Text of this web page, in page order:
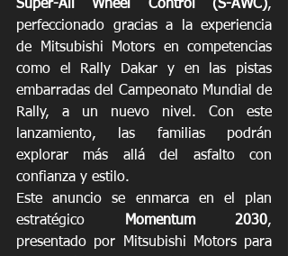
Super-All Wheel Control (S-AWC),
perfeccionado gracias a la experiencia
de Mitsubishi Motors en competencias
como el Rally Dakar y en las pistas
embarradas del Campeonato Mundial de
Rally, a un nuevo nivel. Con este
lanzamiento, las familias podrán
explorar más allá del asfalto con
confianza y estilo.
Este anuncio se enmarca en el plan
estratégico Momentum 2030,
presentado por Mitsubishi Motors para